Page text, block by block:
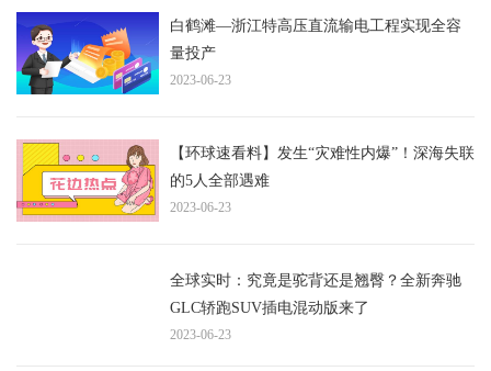
白鹤滩—浙江特高压直流输电工程实现全容
量投产
2023-06-23
【环球速看料】发生“灾难性内爆”！深海失联
的5人全部遇难
2023-06-23
全球实时：究竟是驼背还是翘臀？全新奔驰
GLC轿跑SUV插电混动版来了
2023-06-23